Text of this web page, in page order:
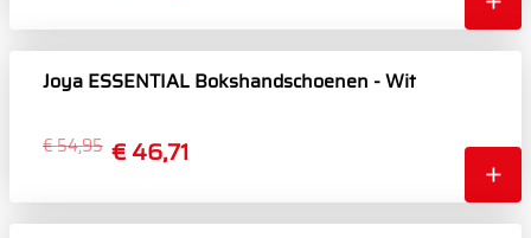
Joya ESSENTIAL Bokshandschoenen - Wit
€ 46,71
€ 54,95